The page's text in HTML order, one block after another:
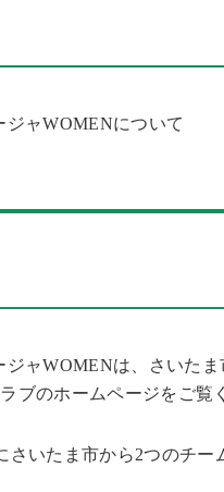
ャWOMENについて
ャWOMENは、さいた
ブのホームページをご覧
いたま市から2つのチー